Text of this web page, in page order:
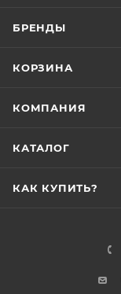
БРЕНДЫ
КОРЗИНА
КОМПАНИЯ
КАТАЛОГ
КАК КУПИТЬ?